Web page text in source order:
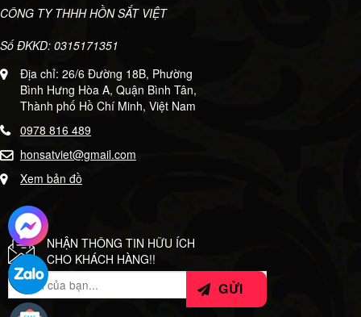
CÔNG TY THHH HỒN SẮT VIỆT
Số ĐKKD: 0315171351
Địa chỉ: 26/6 Đường 18B, Phường
Bình Hưng Hòa A, Quận Bình Tân,
Thành phố Hồ Chí Minh, Việt Nam
0978 816 489
honsatviet@gmail.com
Xem bản đồ
NHẬN THÔNG TIN HỮU ÍCH
CHO KHÁCH HÀNG!!